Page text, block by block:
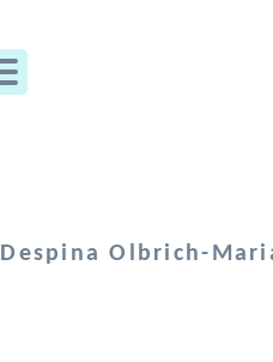
Despina Olbrich-